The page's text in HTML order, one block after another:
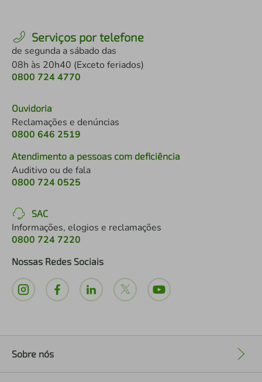
Serviços por telefone
de segunda a sábado das
08h às 20h40 (Exceto feriados)
0800 724 4770
Ouvidoria
Reclamações e denúncias
0800 646 2519
Atendimento a pessoas com deficiência
Auditivo ou de fala
0800 724 0525
SAC
Informações, elogios e reclamações
0800 724 7220
Nossas Redes Sociais
Sobre nós